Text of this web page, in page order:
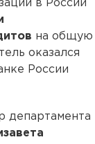
в России
на общую
оказался
России
департамента